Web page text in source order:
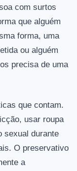
com surtos
que alguém
forma, uma
ou alguém
precisa de uma
que contam.
usar roupa
sexual durante
O preservativo
a